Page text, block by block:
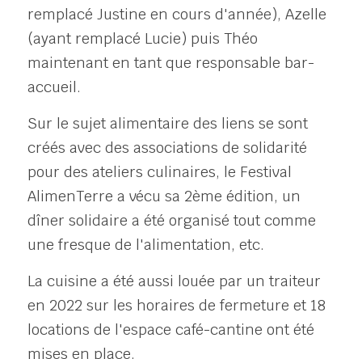
remplacé Justine en cours d'année), Azelle
(ayant remplacé Lucie) puis Théo
maintenant en tant que responsable bar-
accueil.
Sur le sujet alimentaire des liens se sont
créés avec des associations de solidarité
pour des ateliers culinaires, le Festival
AlimenTerre a vécu sa 2ème édition, un
dîner solidaire a été organisé tout comme
une fresque de l'alimentation, etc.
La cuisine a été aussi louée par un traiteur
en 2022 sur les horaires de fermeture et 18
locations de l'espace café-cantine ont été
mises en place.